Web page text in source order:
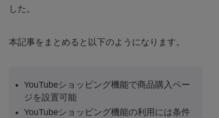
した。
本記事をまとめると以下のようになります。
YouTubeショッピング機能で商品購入ペー
ジを設置可能
YouTubeショッピング機能の利用には条件